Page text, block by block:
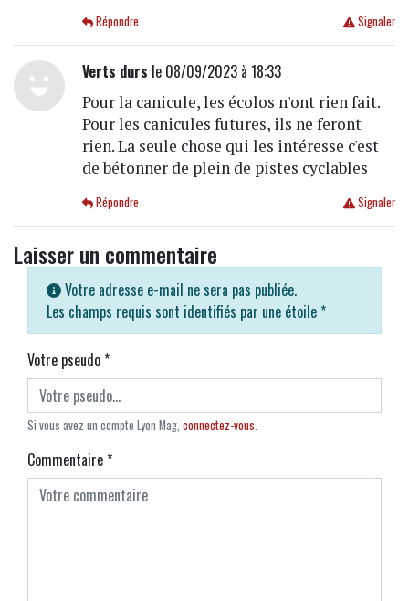
Signaler
Répondre
Verts durs le 08/09/2023 à 18:33
Pour la canicule, les écolos n'ont rien fait.
Pour les canicules futures, ils ne feront
rien. La seule chose qui les intéresse c'est
de bétonner de plein de pistes cyclables
Signaler
Répondre
Laisser un commentaire
Votre adresse e-mail ne sera pas publiée.
Les champs requis sont identifiés par une étoile *
Votre pseudo*
Si vous avez un compte Lyon Mag, connectez-vous.
Commentaire*